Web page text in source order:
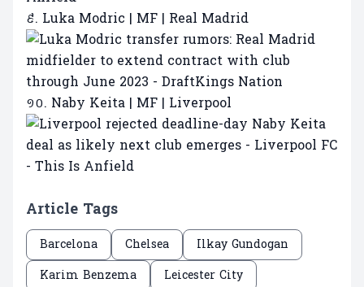
៩. Luka Modric | MF | Real Madrid
១០. Naby Keita | MF | Liverpool
Article Tags
Barcelona Chelsea
Ilkay Gundogan
Karim Benzema
Leicester City